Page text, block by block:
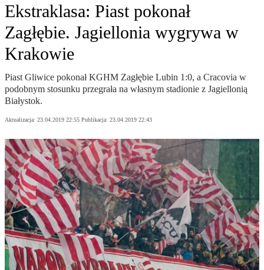
Ekstraklasa: Piast pokonał
Zagłębie. Jagiellonia wygrywa w
Krakowie
Piast Gliwice pokonał KGHM Zagłębie Lubin 1:0, a Cracovia w
podobnym stosunku przegrała na własnym stadionie z Jagiellonią
Białystok.
Aktualizacja: 23.04.2019 22:55 Publikacja: 23.04.2019 22:43